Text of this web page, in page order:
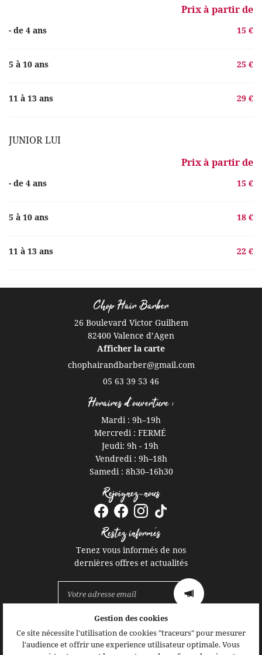
Prix à partir de
- de 4 ans 15 €
5 à 10 ans 25 €
11 à 13 ans 29 €
JUNIOR LUI
Prix à partir de
- de 4 ans 15 €
5 à 10 ans 18 €
11 à 13 ans 22 €
Chop Hair Barber
26 Boulevard Victor Guilhem
82400 Valence d’Agen
Afficher la carte
05 63 39 53 46
Horaires d'ouverture :
Mardi : 9h–19h
Mercredi : FERMÉ
Jeudi: 9h - 19h
Vendredi : 9h–18h
Samedi : 8h30–16h30
Rejoignez-nous
Restez informés
Tenez vous informés de nos
dernières offres et actualités
Mentions Légales
Conditions générales d'utilisation
Gestion des cookies
Ce site nécessite l'utilisation de cookies "traceurs" pour mesurer
l'audience et offrir une experience utilisateur optimale. Vous